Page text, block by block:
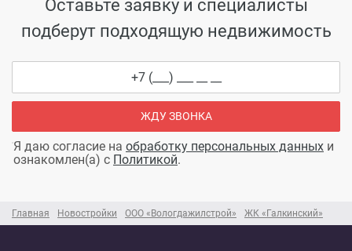
Главная Новостройки ООО «Вологдажилстрой» ЖК «Галкинский»
Оставьте заявку и специалисты
подберут подходящую недвижимость
ЖДУ ЗВОНКА
Я даю согласие на обработку персональных данных и
ознакомлен(а) с Политикой.